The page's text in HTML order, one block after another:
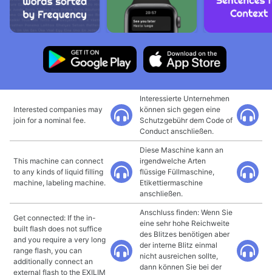
Interested companies may
join for a nominal fee.
Interessierte Unternehmen
können sich gegen eine
Schutzgebühr dem Code of
Conduct anschließen.
This machine can connect
to any kinds of liquid filling
machine, labeling machine.
Diese Maschine kann an
irgendwelche Arten
flüssige Füllmaschine,
Etikettiermaschine
anschließen.
Get connected: If the in-
built flash does not suffice
and you require a very long
range flash, you can
additionally connect an
external flash to the EXILIM
Anschluss finden: Wenn Sie
eine sehr hohe Reichweite
des Blitzes benötigen aber
der interne Blitz einmal
nicht ausreichen sollte,
dann können Sie bei der